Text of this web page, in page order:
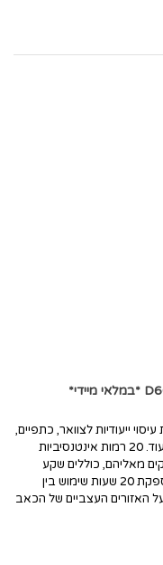
פרקים ושרירים. 24 תוכניות עיסוי ייעודיות לצוואר, כתפיים,
גב, מרפק, מותן, קרסול, ברך, רגל, יד, פרק היד ועוד. 20 רמות אינטנסיביות
הנדבקים מאליהם, כוללים שקע
חיבור למכשיר. סוללה פנימית נטענת USB המספקת 20 שעות שימוש בין
האזורים העצביים של הכאב